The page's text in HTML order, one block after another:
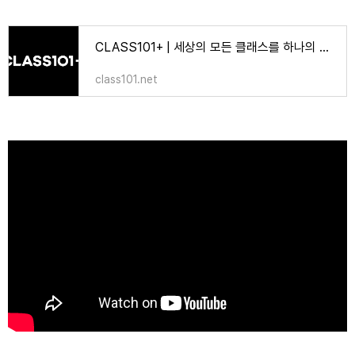
CLASS101+ | 세상의 모든 클래스를 하나의 구독으로
class101.net